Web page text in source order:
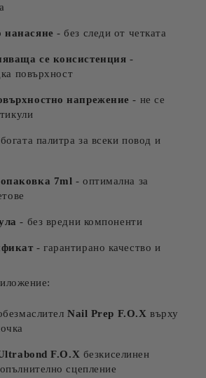
нанасяне - без следи от четката
се консистенция -
повърхност
напрежение - не се
палитра за всеки повод и
7ml - оптимална за
- без вредни компоненти
- гарантирано качество и
Nail Prep F.O.X върху
F.O.X безкиселинен
сцепление